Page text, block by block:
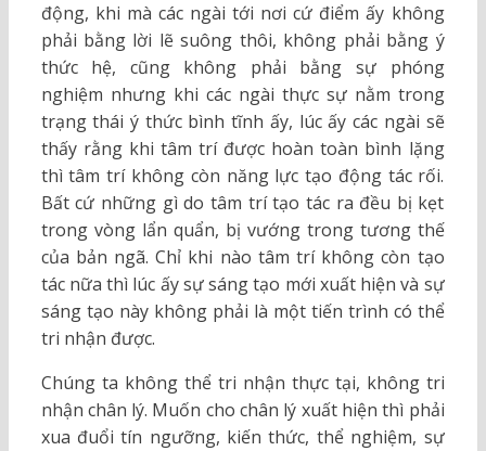
động, khi mà các ngài tới nơi cứ điểm ấy không
phải bằng lời lẽ suông thôi, không phải bằng ý
thức hệ, cũng không phải bằng sự phóng
nghiệm nhưng khi các ngài thực sự nằm trong
trạng thái ý thức bình tĩnh ấy, lúc ấy các ngài sẽ
thấy rằng khi tâm trí được hoàn toàn bình lặng
thì tâm trí không còn năng lực tạo động tác rối.
Bất cứ những gì do tâm trí tạo tác ra đều bị kẹt
trong vòng lẩn quẩn, bị vướng trong tương thế
của bản ngã. Chỉ khi nào tâm trí không còn tạo
tác nữa thì lúc ấy sự sáng tạo mới xuất hiện và sự
sáng tạo này không phải là một tiến trình có thể
tri nhận được.
Chúng ta không thể tri nhận thực tại, không tri
nhận chân lý. Muốn cho chân lý xuất hiện thì phải
xua đuổi tín ngưỡng, kiến thức, thể nghiệm, sự